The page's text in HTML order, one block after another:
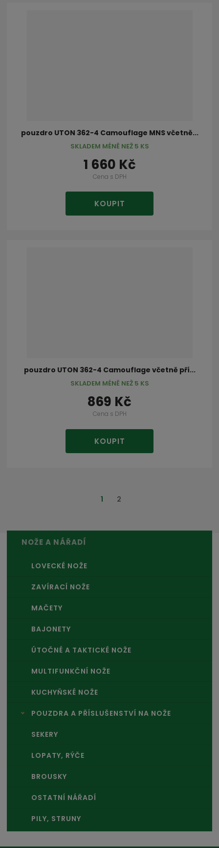
pouzdro UTON 362-4 Camouflage MNS včetně...
1 660 Kč
Cena s DPH
KOUPIT
SKLADEM MÉNĚ NEŽ 5 KS
pouzdro UTON 362-4 Camouflage včetně pří...
869 Kč
Cena s DPH
KOUPIT
SKLADEM MÉNĚ NEŽ 5 KS
1 2
NOŽE A NÁŘADÍ
LOVECKÉ NOŽE
ZAVÍRACÍ NOŽE
MAČETY
BAJONETY
ÚTOČNÉ A TAKTICKÉ NOŽE
MULTIFUNKČNÍ NOŽE
KUCHYŇSKÉ NOŽE
POUZDRA A PŘÍSLUŠENSTVÍ NA NOŽE
SEKERY
LOPATY, RÝČE
BROUSKY
OSTATNÍ NÁŘADÍ
PILY, STRUNY